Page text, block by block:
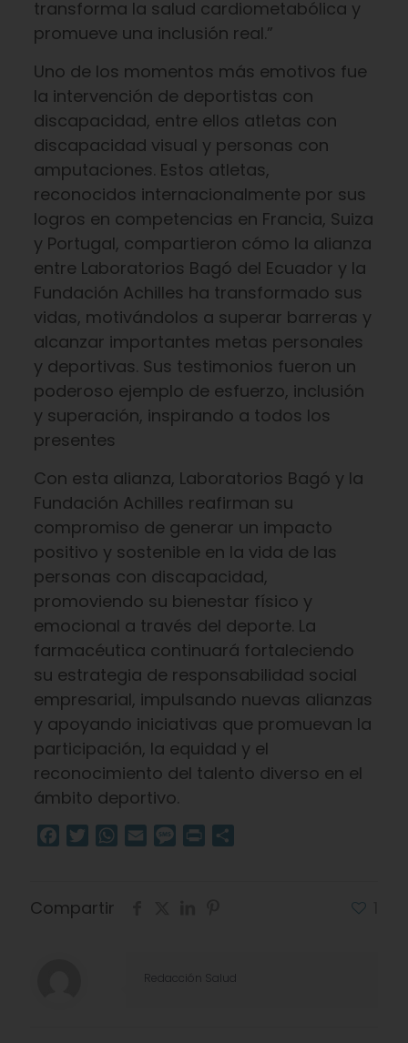
transforma la salud cardiometabólica y
promueve una inclusión real.”
Uno de los momentos más emotivos fue
la intervención de deportistas con
discapacidad, entre ellos atletas con
discapacidad visual y personas con
amputaciones. Estos atletas,
reconocidos internacionalmente por sus
logros en competencias en Francia, Suiza
y Portugal, compartieron cómo la alianza
entre Laboratorios Bagó del Ecuador y la
Fundación Achilles ha transformado sus
vidas, motivándolos a superar barreras y
alcanzar importantes metas personales
y deportivas. Sus testimonios fueron un
poderoso ejemplo de esfuerzo, inclusión
y superación, inspirando a todos los
presentes
Con esta alianza, Laboratorios Bagó y la
Fundación Achilles reafirman su
compromiso de generar un impacto
positivo y sostenible en la vida de las
personas con discapacidad,
promoviendo su bienestar físico y
emocional a través del deporte. La
farmacéutica continuará fortaleciendo
su estrategia de responsabilidad social
empresarial, impulsando nuevas alianzas
y apoyando iniciativas que promuevan la
participación, la equidad y el
reconocimiento del talento diverso en el
ámbito deportivo.
Facebook
TwitterWhatsApp
Email Message
Print
Compartir
Redacción Salud